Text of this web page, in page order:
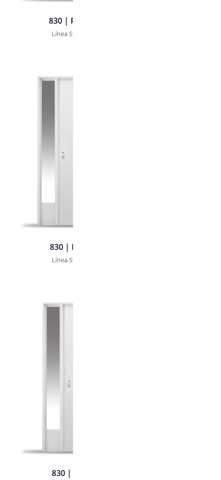
830 | Portón - 2 Hojas
Línea Standard | SKU. 830
830 | Portada - 2 Alas
Línea Standard | SKU. 830
830 | Portada - 1 Ala